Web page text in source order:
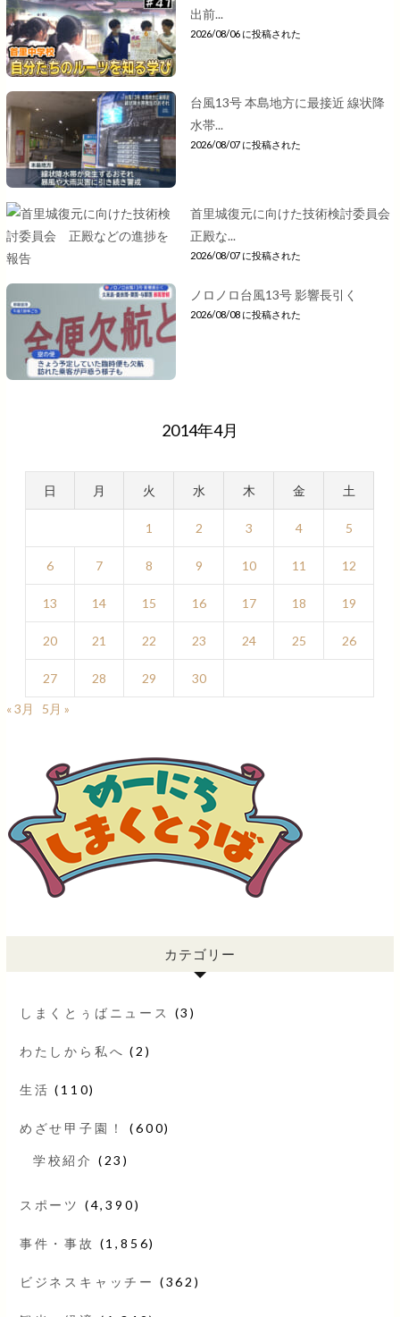
出前...
2026/08/06 に投稿された
台風13号 本島地方に最接近 線状降
水帯...
2026/08/07 に投稿された
首里城復元に向けた技術検討委員会
正殿な...
2026/08/07 に投稿された
ノロノロ台風13号 影響長引く
2026/08/08 に投稿された
2014年4月
日 月 火 水 木 金 土
1 2 3 4 5
6 7 8 9 10 11 12
13 14 15 16 17 18 19
20 21 22 23 24 25 26
27 28 29
30
« 3月
5月 »
カテゴリー
しまくとぅばニュース (3)
わたしから私へ (2)
生活 (110)
めざせ甲子園！ (600)
学校紹介 (23)
スポーツ (4,390)
事件・事故 (1,856)
ビジネスキャッチー (362)